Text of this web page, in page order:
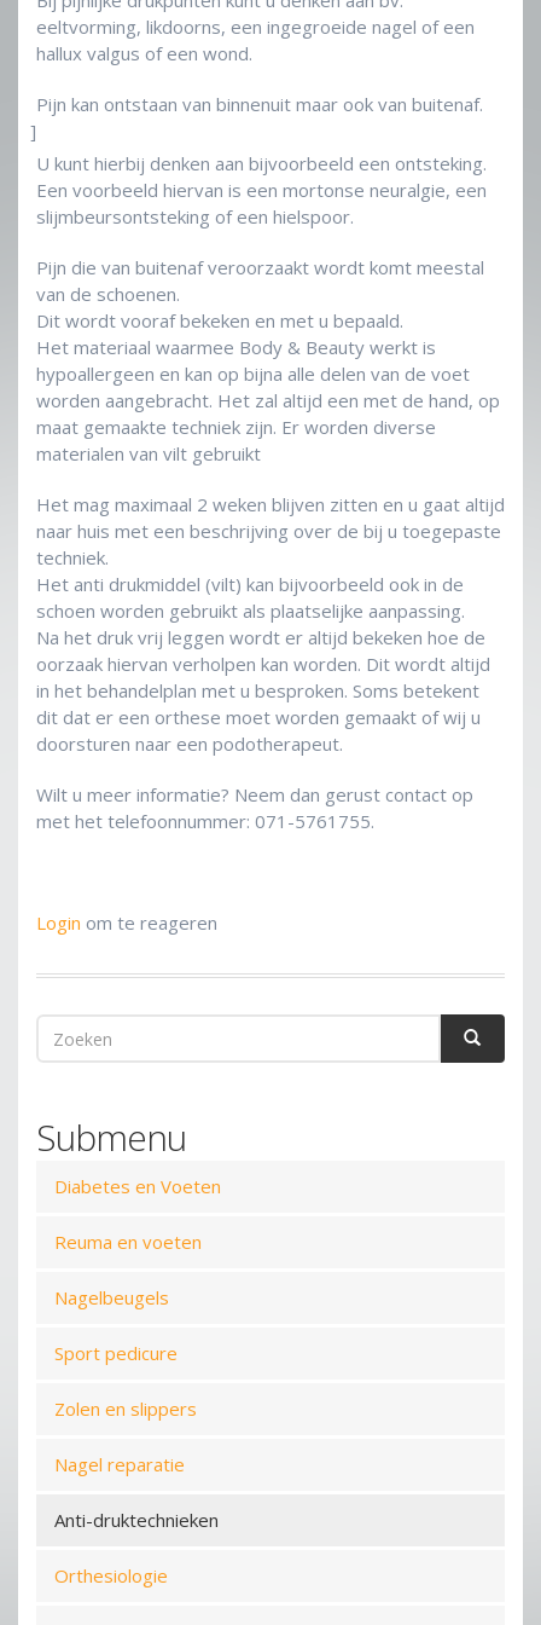
eeltvorming, likdoorns, een ingegroeide nagel of een
hallux valgus of een wond.
Pijn kan ontstaan van binnenuit maar ook van buitenaf.
]
U kunt hierbij denken aan bijvoorbeeld een ontsteking.
Een voorbeeld hiervan is een mortonse neuralgie, een
slijmbeursontsteking of een hielspoor.
Pijn die van buitenaf veroorzaakt wordt komt meestal
van de schoenen.
Dit wordt vooraf bekeken en met u bepaald.
Het materiaal waarmee Body & Beauty werkt is
hypoallergeen en kan op bijna alle delen van de voet
worden aangebracht. Het zal altijd een met de hand, op
maat gemaakte techniek zijn. Er worden diverse
materialen van vilt gebruikt
Het mag maximaal 2 weken blijven zitten en u gaat altijd
naar huis met een beschrijving over de bij u toegepaste
techniek.
Het anti drukmiddel (vilt) kan bijvoorbeeld ook in de
schoen worden gebruikt als plaatselijke aanpassing.
Na het druk vrij leggen wordt er altijd bekeken hoe de
oorzaak hiervan verholpen kan worden. Dit wordt altijd
in het behandelplan met u besproken. Soms betekent
dit dat er een orthese moet worden gemaakt of wij u
doorsturen naar een podotherapeut.
Wilt u meer informatie? Neem dan gerust contact op
met het telefoonnummer: 071-5761755.
Login om te reageren
Zoekveld
Submenu
Diabetes en Voeten
Reuma en voeten
Nagelbeugels
Sport pedicure
Zolen en slippers
Nagel reparatie
Anti-druktechnieken
Orthesiologie